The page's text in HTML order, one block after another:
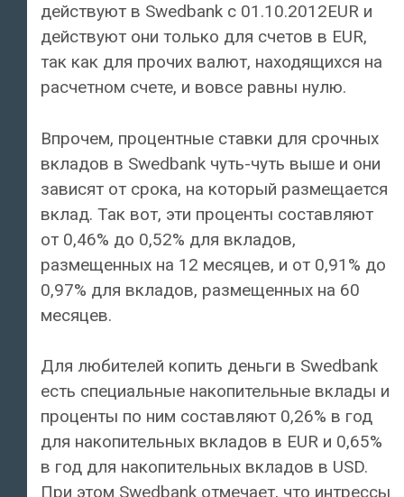
действуют в Swedbank с 01.10.2012EUR и
действуют они только для счетов в EUR,
так как для прочих валют, находящихся на
расчетном счете, и вовсе равны нулю.
Впрочем, процентные ставки для срочных
вкладов в Swedbank чуть-чуть выше и они
зависят от срока, на который размещается
вклад. Так вот, эти проценты составляют
от 0,46% до 0,52% для вкладов,
размещенных на 12 месяцев, и от 0,91% до
0,97% для вкладов, размещенных на 60
месяцев.
Для любителей копить деньги в Swedbank
есть специальные накопительные вклады и
проценты по ним составляют 0,26% в год
для накопительных вкладов в EUR и 0,65%
в год для накопительных вкладов в USD.
При этом Swedbank отмечает, что интрессы